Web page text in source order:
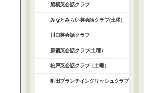
船橋英会話クラブ
みなとみらい英会話クラブ(土曜）
川口英会話クラブ
原宿英会話クラブ(土曜）
松戸英会話クラブ（土曜）
町田ブランチイングリッシュクラブ